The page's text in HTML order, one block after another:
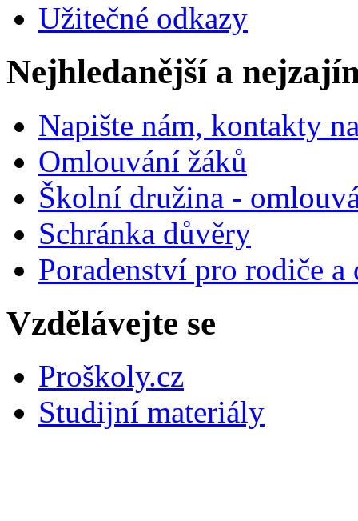
Užitečné odkazy
Nejhledanější a
Napište nám, kontakty
Omlouvání žáků
Školní družina -
Schránka důvěry
Poradenství pro rodiče
Vzdělávejte se
Proškoly.cz
Studijní materiály